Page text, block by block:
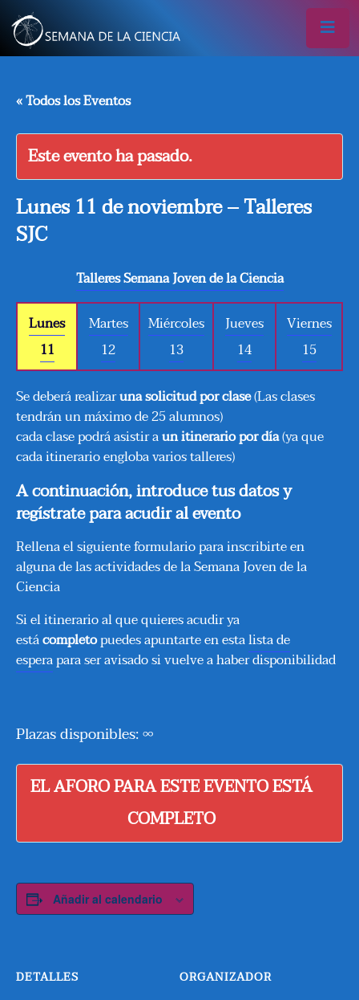
« Todos los Eventos
Este evento ha pasado.
Lunes 11 de noviembre – Talleres
SJC
Talleres Semana Joven de la Ciencia
Lunes
11
Martes
12
Miércoles
13
Jueves
14
Viernes
15
Se deberá realizaruna solicitud por clase(Las clases
tendrán un máximo de 25 alumnos)
cada clase podrá asistir aun itinerario por día(ya que
cada itinerario engloba varios talleres)
A continuación, introduce tus datos y
regístrate para acudir al evento
Rellena el siguiente formulario para inscribirte en
alguna de las actividades de la Semana Joven de la
Ciencia
Si el itinerario al que quieres acudir ya
estácompletopuedes apuntarte en estalista de
esperapara ser avisado si vuelve a haber disponibilidad
Plazas disponibles: ∞
EL AFORO PARA ESTE EVENTO ESTÁ
COMPLETO
Añadir al calendario
DETALLES ORGANIZADOR